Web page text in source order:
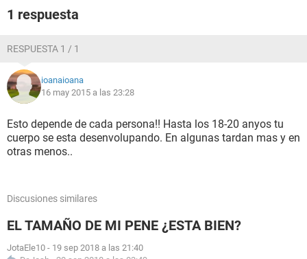
1 respuesta
RESPUESTA 1 / 1
ioanaioana
16 may 2015 a las 23:28
Esto depende de cada persona!! Hasta los 18-20 anyos tu
cuerpo se esta desenvolupando. En algunas tardan mas y en
otras menos..
Discusiones similares
EL TAMAÑO DE MI PENE ¿ESTA BIEN?
JotaEle10 - 19 sep 2018 a las 21:40